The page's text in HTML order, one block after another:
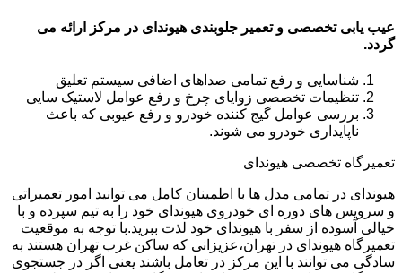
عیب یابی تخصصی و تعمیر جلوبندی هیوندای در مرکز ارائه می
گردد.
شناسایی و رفع تمامی صداهای اضافی سیستم تعلیق
تنظیمات تخصصی زوایای چرخ و رفع عوامل لاستیک سایی
بررسی عوامل گیج کننده خودرو و رفع عیوبی که باعث
ناپایداری خودرو می شوند.
تعمیرگاه تخصصی هیوندای
هیوندای در تمامی مدل ها با اطمینان کامل می توانید امور تعمیراتی
و سرویس های دوره ای خودروی هیوندای خود را به تیم سپرده و با
خیالی آسوده از سفر با هیوندای خود لذت ببرید.با توجه به موقعیت
تعمیرگاه هیوندای در تهران،عزیزانی که ساکن غرب تهران هستند به
سادگی می توانند با این مرکز در تعامل باشند یعنی اگر در جستجوی